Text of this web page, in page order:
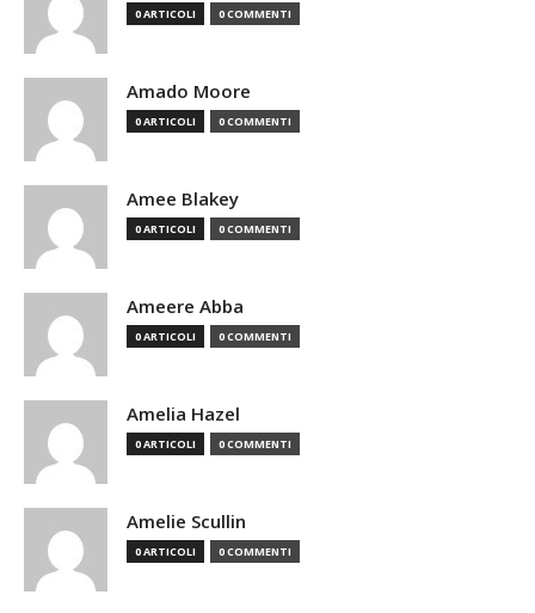
0 ARTICOLI 0 COMMENTI
Amado Moore
0 ARTICOLI 0 COMMENTI
Amee Blakey
0 ARTICOLI 0 COMMENTI
Ameere Abba
0 ARTICOLI 0 COMMENTI
Amelia Hazel
0 ARTICOLI 0 COMMENTI
Amelie Scullin
0 ARTICOLI 0 COMMENTI